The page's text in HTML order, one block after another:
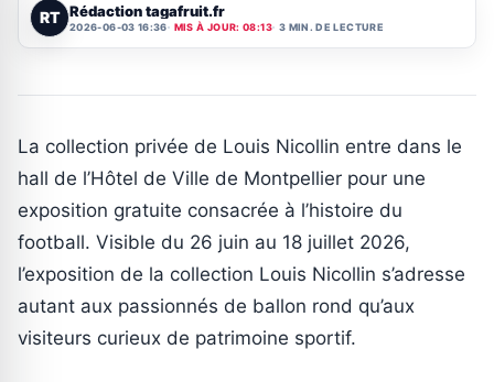
RT Rédaction tagafruit.fr
2026-06-03 16:36 MIS À JOUR: 08:13 3 MIN. DE LECTURE
La collection privée de Louis Nicollin entre dans le
hall de l’Hôtel de Ville de Montpellier pour une
exposition gratuite consacrée à l’histoire du
football. Visible du 26 juin au 18 juillet 2026,
l’exposition de la collection Louis Nicollin s’adresse
autant aux passionnés de ballon rond qu’aux
visiteurs curieux de patrimoine sportif.